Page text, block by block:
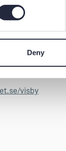
Deny
turer i våra
arkiven!
visby